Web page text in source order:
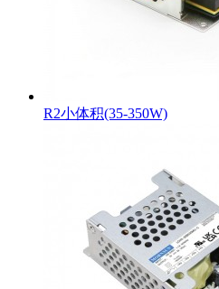
R2小体积(35-350W)